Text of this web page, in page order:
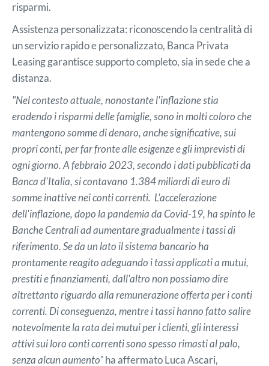
risparmi.
Assistenza personalizzata: riconoscendo la centralità di
un servizio rapido e personalizzato, Banca Privata
Leasing garantisce supporto completo, sia in sede che a
distanza.
"Nel contesto attuale, nonostante l'inflazione stia
erodendo i risparmi delle famiglie, sono in molti coloro che
mantengono somme di denaro, anche significative, sui
propri conti, per far fronte alle esigenze e gli imprevisti di
ogni giorno. A febbraio 2023, secondo i dati pubblicati da
Banca d'Italia, si contavano 1.384 miliardi di euro di
somme inattive nei conti correnti. L'accelerazione
dell'inflazione, dopo la pandemia da Covid-19, ha spinto le
Banche Centrali ad aumentare gradualmente i tassi di
riferimento. Se da un lato il sistema bancario ha
prontamente reagito adeguando i tassi applicati a mutui,
prestiti e finanziamenti, dall'altro non possiamo dire
altrettanto riguardo alla remunerazione offerta per i conti
correnti. Di conseguenza, mentre i tassi hanno fatto salire
notevolmente la rata dei mutui per i clienti, gli interessi
attivi sui loro conti correnti sono spesso rimasti al palo,
senza alcun aumento"ha affermato Luca Ascari,